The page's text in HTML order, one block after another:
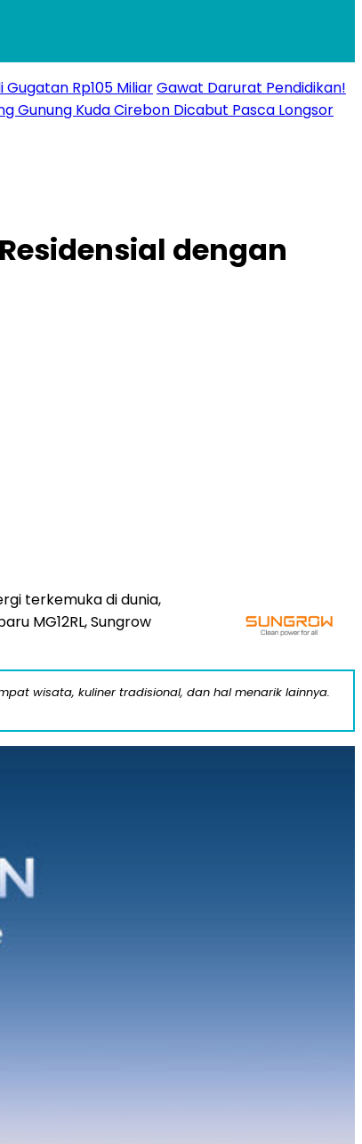
Gugatan Rp105 MiliarGawat Darurat Pendidikan!
Gunung Kuda Cirebon Dicabut Pasca Longsor
dengan
terkemuka di dunia,
MG12RL, Sungrow
wisata, kuliner tradisional, dan hal menarik lainnya.